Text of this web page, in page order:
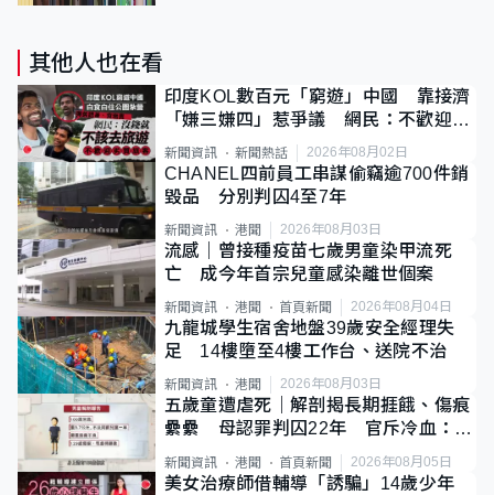
其他人也在看
印度KOL數百元「窮遊」中國 靠接濟
「嫌三嫌四」惹爭議 網民：不歡迎劣
質旅客
新聞資訊 新聞熱話 2026年08月02日
CHANEL四前員工串謀偷竊逾700件銷
毀品 分別判囚4至7年
新聞資訊 港聞 2026年08月03日
流感｜曾接種疫苗七歲男童染甲流死
亡 成今年首宗兒童感染離世個案
新聞資訊 港聞 首頁新聞 2026年08月04日
九龍城學生宿舍地盤39歲安全經理失
足 14樓墮至4樓工作台、送院不治
新聞資訊 港聞 2026年08月03日
五歲童遭虐死｜解剖揭長期捱餓、傷痕
纍纍 母認罪判囚22年 官斥冷血：同
類案最惡劣
新聞資訊 港聞 首頁新聞 2026年08月05日
美女治療師借輔導「誘騙」14歲少年